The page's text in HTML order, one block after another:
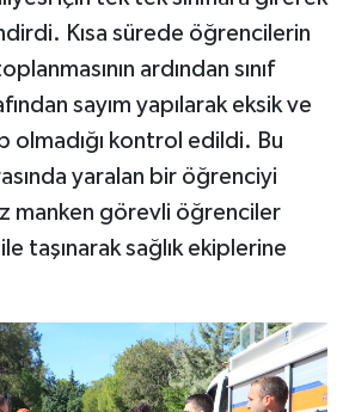
Kısa sürede öğrencilerin
ardından sınıf
sayım yapılarak eksik ve
olmadığı kontrol edildi. Bu
yaralan bir öğrenciyi
manken görevli öğrenciler
taşınarak sağlık ekiplerine